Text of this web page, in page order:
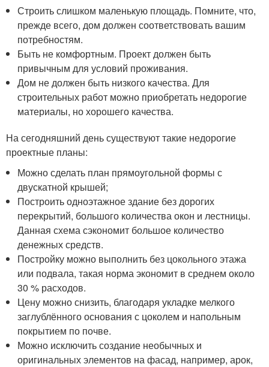
Строить слишком маленькую площадь. Помните, что,
прежде всего, дом должен соответствовать вашим
потребностям.
Быть не комфортным. Проект должен быть
привычным для условий проживания.
Дом не должен быть низкого качества. Для
строительных работ можно приобретать недорогие
материалы, но хорошего качества.
На сегодняшний день существуют такие недорогие
проектные планы:
Можно сделать план прямоугольной формы с
двускатной крышей;
Построить одноэтажное здание без дорогих
перекрытий, большого количества окон и лестницы.
Данная схема сэкономит большое количество
денежных средств.
Постройку можно выполнить без цокольного этажа
или подвала, такая норма экономит в среднем около
30 % расходов.
Цену можно снизить, благодаря укладке мелкого
заглублённого основания с цоколем и напольным
покрытием по почве.
Можно исключить создание необычных и
оригинальных элементов на фасад, например, арок,